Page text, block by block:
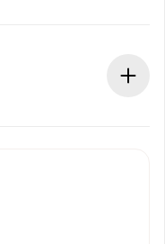
vous proposerons
signalé.